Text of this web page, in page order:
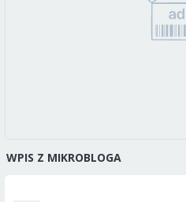
WPIS Z MIKROBLOGA